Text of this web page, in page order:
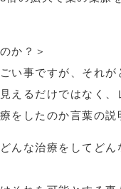
か？＞
い事ですが、それ
えるだけではなく
をしたのか言葉の
んな治療をしてど